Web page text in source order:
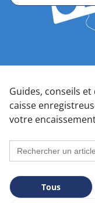
Guides, conseils
caisse
votre
Search
for:
Tous